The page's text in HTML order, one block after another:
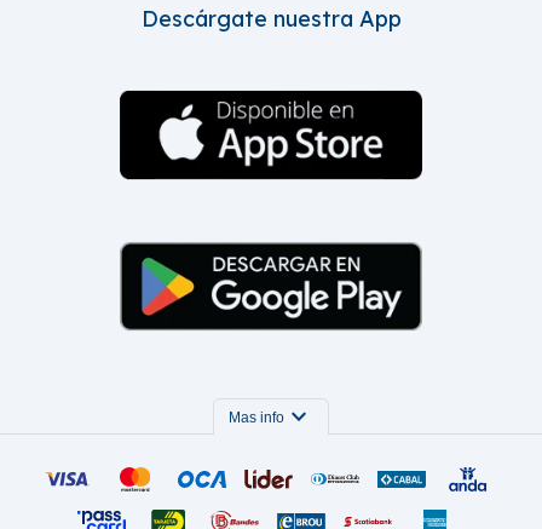
Descárgate nuestra App
Mas info expand_more